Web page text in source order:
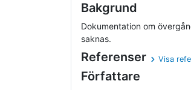
Bakgrund
Dokumentation om
saknas.
Referenser Visa
Författare